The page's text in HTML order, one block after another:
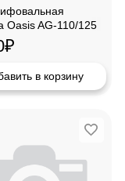
Oasis AG-110/125
₽
в корзину